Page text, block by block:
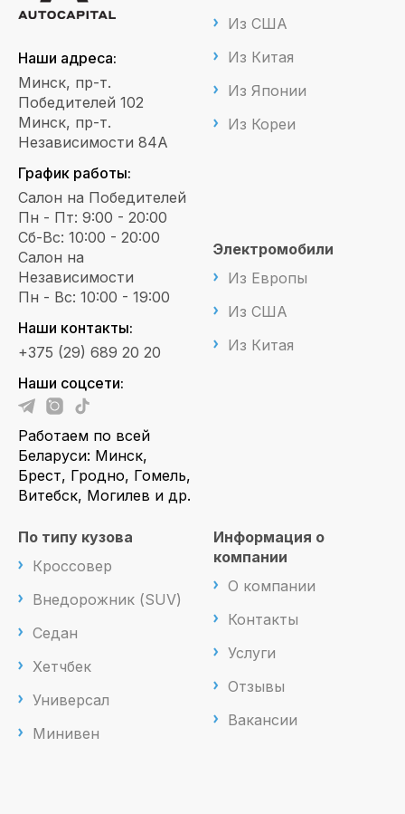
Наши адреса:
Минск, пр-т.
Победителей 102
Минск, пр-т.
Независимости 84А
График работы:
Салон на Победителей
Пн - Пт: 9:00 - 20:00
Сб-Вс: 10:00 - 20:00
Салон на
Независимости
Пн - Вс: 10:00 - 19:00
Наши контакты:
+375 (29) 689 20 20
Наши соцсети:
Работаем по всей
Беларуси: Минск,
Брест, Гродно, Гомель,
Витебск, Могилев и др.
Из США
Из Китая
Из Японии
Из Кореи
Электромобили
Из Европы
Из США
Из Китая
По типу кузова
Кроссовер
Внедорожник (SUV)
Седан
Хетчбек
Универсал
Минивен
Информация о
компании
О компании
Контакты
Услуги
Отзывы
Вакансии